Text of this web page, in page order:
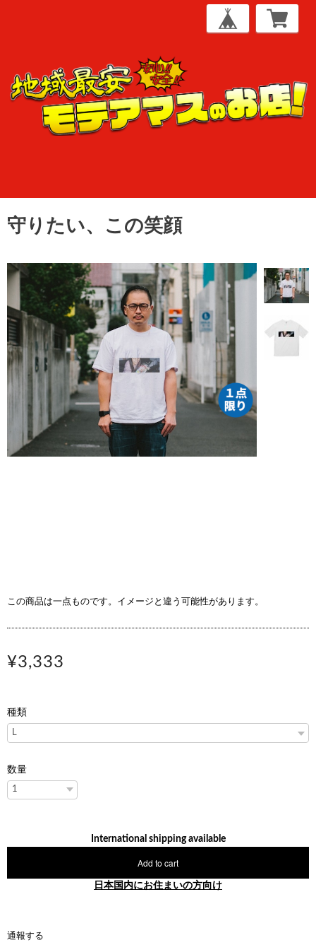
守りたい、この笑顔
この商品は一点ものです。イメージと違う可能性があります。
¥3,333
種類
数量
International shipping available
Add to cart
日本国内にお住まいの方向け
通報する